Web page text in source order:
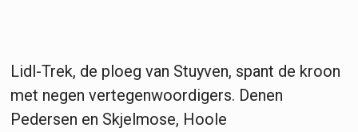
Lidl-Trek, de ploeg van Stuyven, spant de kroon
met negen vertegenwoordigers. Denen
Pedersen en Skjelmose, Hoole